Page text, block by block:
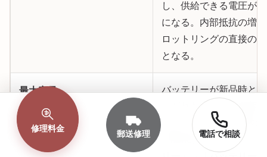
し、供給できる電圧が
になる。内部抵抗の増
ロットリングの直接の
となる。
最大容量
Maximum Capacity
バッテリーが新品時と
てどれだけの電力を蓄
るかを示す指標（%表
iPhoneは「設定」→「
修理料金
郵送修理 電話で相談